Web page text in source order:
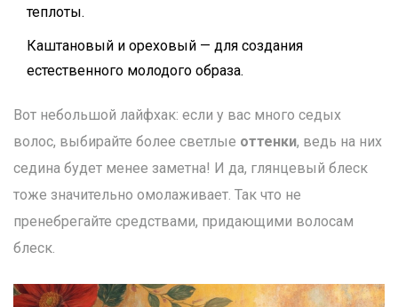
теплоты.
Каштановый и ореховый — для создания
естественного молодого образа.
Вот небольшой лайфхак: если у вас много седых
волос, выбирайте более светлые оттенки, ведь на них
седина будет менее заметна! И да, глянцевый блеск
тоже значительно омолаживает. Так что не
пренебрегайте средствами, придающими волосам
блеск.